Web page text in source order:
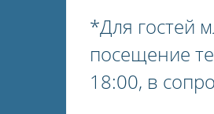
*Для гостей
посещение
18:00, в